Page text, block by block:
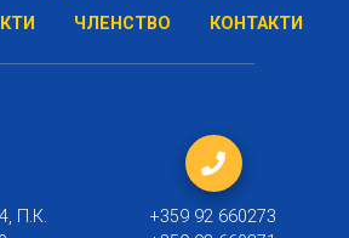
ЧЛЕНСТВО КОНТАКТИ
П.К.
+359 92 660273